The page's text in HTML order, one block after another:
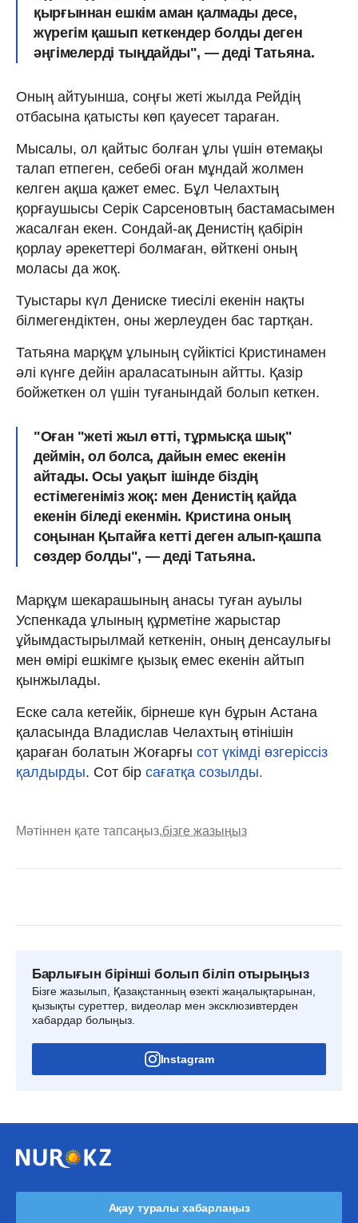
қырғыннан ешкім аман қалмады десе,
жүрегім қашып кеткендер болды деген
әңгімелерді тыңдайды", — деді Татьяна.
Оның айтуынша, соңғы жеті жылда Рейдің
отбасына қатысты көп қауесет тараған.
Мысалы, ол қайтыс болған ұлы үшін өтемақы
талап етпеген, себебі оған мұндай жолмен
келген ақша қажет емес. Бұл Челахтың
қорғаушысы Серік Сарсеновтың бастамасымен
жасалған екен. Сондай-ақ Денистің қабірін
қорлау әрекеттері болмаған, өйткені оның
моласы да жоқ.
Туыстары күл Дениске тиесілі екенін нақты
білмегендіктен, оны жерлеуден бас тартқан.
Татьяна марқұм ұлының сүйіктісі Кристинамен
әлі күнге дейін араласатынын айтты. Қазір
бойжеткен ол үшін туғанындай болып кеткен.
"Оған "жеті жыл өтті, тұрмысқа шық"
деймін, ол болса, дайын емес екенін
айтады. Осы уақыт ішінде біздің
естімегеніміз жоқ: мен Денистің қайда
екенін біледі екенмін. Кристина оның
соңынан Қытайға кетті деген алып-қашпа
сөздер болды", — деді Татьяна.
Марқұм шекарашының анасы туған ауылы
Успенкада ұлының құрметіне жарыстар
ұйымдастырылмай кеткенін, оның денсаулығы
мен өмірі ешкімге қызық емес екенін айтып
қынжылады.
Еске сала кетейік, бірнеше күн бұрын Астана
қаласында Владислав Челахтың өтінішін
қараған болатын Жоғарғы сот үкімді өзгеріссіз
қалдырды. Сот бір сағатқа созылды.
Мәтіннен қате тапсаңыз,бізге жазыңыз
Барлығын бірінші болып біліп отырыңыз
Бізге жазылып, Қазақстанның өзекті жаңалықтарынан,
қызықты суреттер, видеолар мен эксклюзивтерден
хабардар болыңыз.
Instagram
Ақау туралы хабарлаңыз